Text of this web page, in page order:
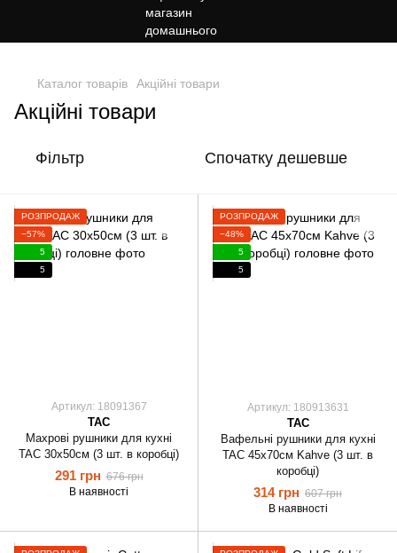
Каталог товарів Акційні товари
Акційні товари
Фільтр Спочатку дешевше
РОЗПРОДАЖ
−57%
5
5
Артикул: 18091367
TAC
Махрові рушники для кухні
TAC 30х50см (3 шт. в коробці)
291 грн 676 грн
В наявності
РОЗПРОДАЖ
−48%
5
5
Артикул: 180913631
TAC
Вафельні рушники для кухні
TAC 45х70см Kahve (3 шт. в
коробці)
314 грн 607 грн
В наявності